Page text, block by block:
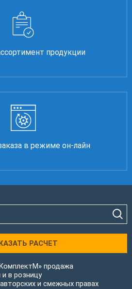
продукции
в режиме он-лайн
РАСЧЕТ
продажа
в розницу
и смежных правах